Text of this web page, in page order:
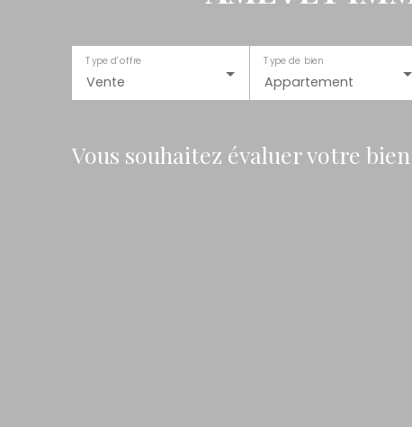
Vente
Type d'offre
Appartement
Type de bien
Vous souhaitez évaluer votre